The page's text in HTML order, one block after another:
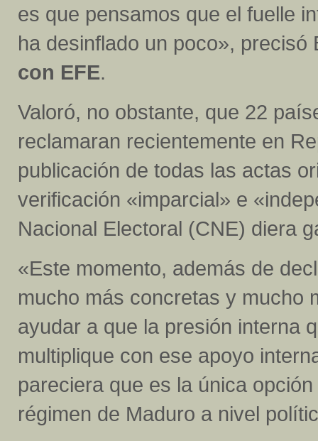
es que pensamos que el fuelle
ha desinflado un poco»,
con EFE.
Valoró, no obstante, que 22
reclamaran recientemente en
publicación de todas las actas
verificación «imparcial» e
Nacional Electoral (CNE) diera
«Este momento, además de
mucho más concretas y mucho
ayudar a que la presión interna
multiplique con ese apoyo
pareciera que es la única
régimen de Maduro a nivel